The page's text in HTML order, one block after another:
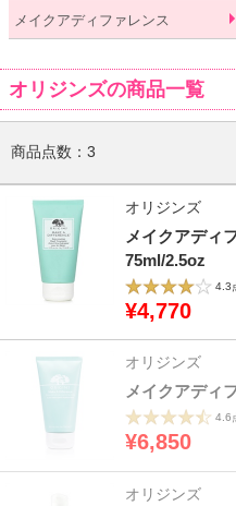
メイクアディファレンス
オリジンズの商品一覧
商品点数： 3
オリジンズ
メイクアディ
75ml/2.5oz
4.3
¥4,770
オリジンズ
メイクアディ
4.6
¥6,850
オリジンズ